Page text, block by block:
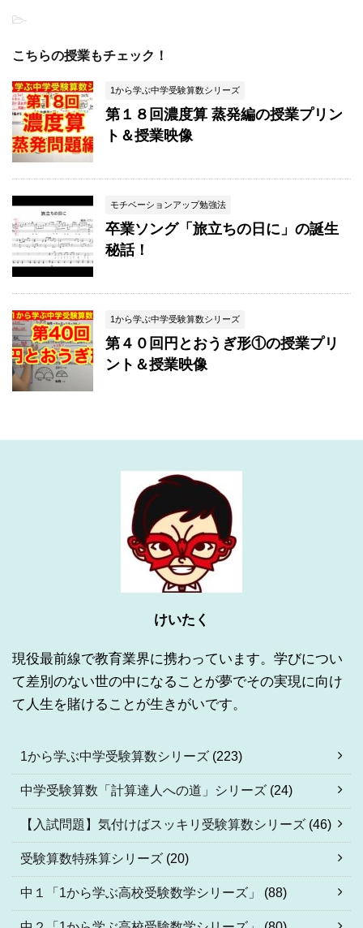
-
こちらの授業もチェック！
1から学ぶ中学受験算数シリーズ
第１８回濃度算 蒸発編の授業プリン
ト＆授業映像
モチベーションアップ勉強法
卒業ソング「旅立ちの日に」の誕生
秘話！
1から学ぶ中学受験算数シリーズ
第４０回円とおうぎ形①の授業プリ
ント＆授業映像
けいたく
現役最前線で教育業界に携わっています。学びについ
て差別のない世の中になることが夢でその実現に向け
て人生を賭けることが生きがいです。
1から学ぶ中学受験算数シリーズ (223)
中学受験算数「計算達人への道」シリーズ (24)
【入試問題】気付けばスッキリ受験算数シリーズ (46)
受験算数特殊算シリーズ (20)
中１「1から学ぶ高校受験数学シリーズ」 (88)